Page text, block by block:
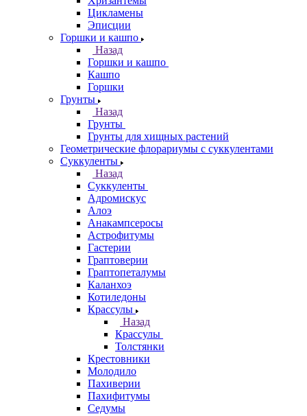
Цикламены
Эписции
Горшки и кашпо
Назад
Горшки и кашпо
Кашпо
Горшки
Грунты
Назад
Грунты
Грунты для хищных растений
Геометрические флорариумы с суккулентами
Суккуленты
Назад
Суккуленты
Адромискус
Алоэ
Анакампсеросы
Астрофитумы
Гастерии
Граптоверии
Граптопеталумы
Каланхоэ
Котиледоны
Крассулы
Назад
Крассулы
Толстянки
Крестовники
Молодило
Пахиверии
Пахифитумы
Седумы